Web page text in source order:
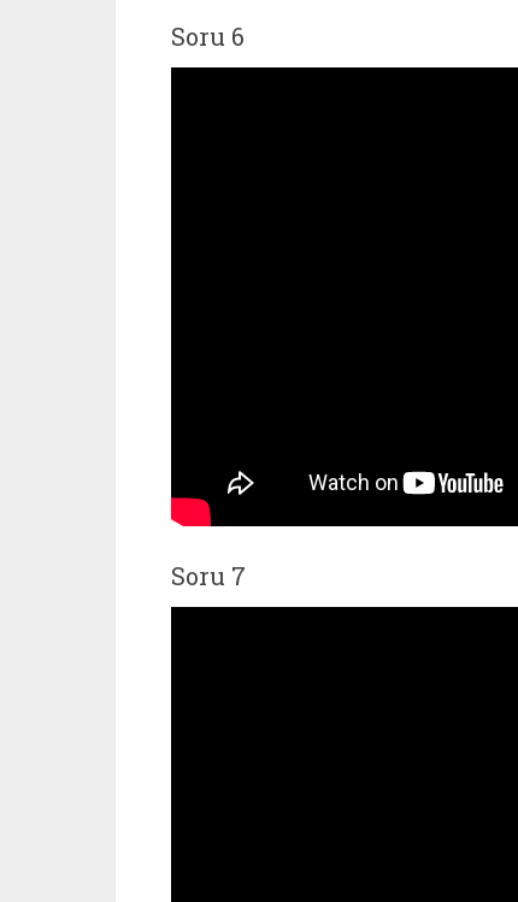
Soru 6
Soru 7